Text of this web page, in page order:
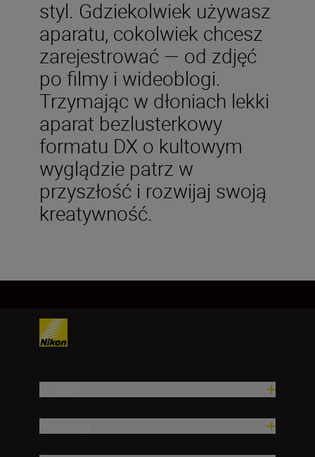
styl. Gdziekolwiek używasz
aparatu, cokolwiek chcesz
zarejestrować — od zdjęć
po filmy i wideoblogi.
Trzymając w dłoniach lekki
aparat bezlusterkowy
formatu DX o kultowym
wyglądzie patrz w
przyszłość i rozwijaj swoją
kreatywność.